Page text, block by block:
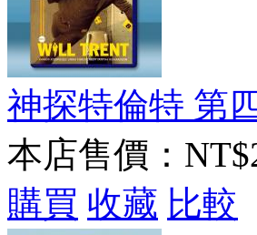
神探特倫特 第
本店售價：
購買 收藏 比較